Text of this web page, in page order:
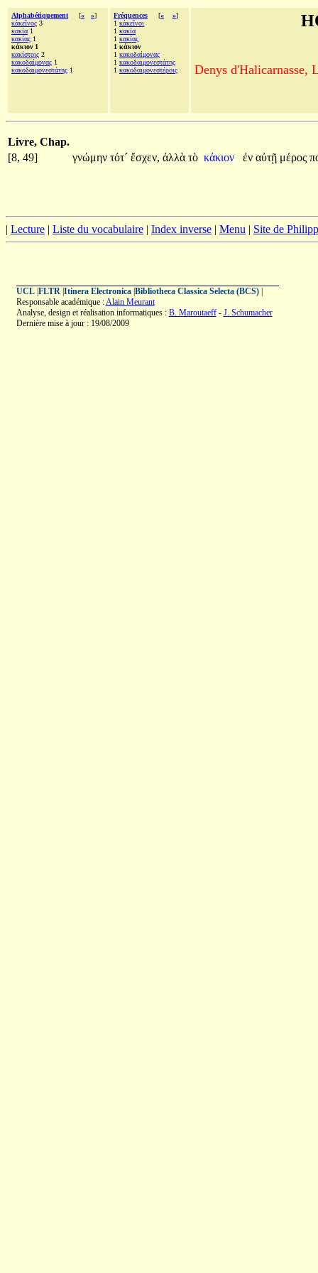
Alphabétiquement [« »]
κἀκεῖνος 3
κακία 1
κακίας 1
κάκιον 1
κακίστοις 2
κακοδαίμονας 1
κακοδαιμονεστάτης 1
Fréquences [« »]
1 κἀκεῖνοι
1 κακία
1 κακίας
1 κάκιον
1 κακοδαίμονας
1 κακοδαιμονεστάτης
1 κακοδαιμονεστέροις Denys d'Halicarnasse,
Livre, Chap.
[8, 49]
γνώμην τότ´ ἔσχεν, ἀλλὰ τὸ κάκιον ἐν αὐτῇ μέρος
| Lecture | Liste du vocabulaire | Index inverse | Menu | Site de
UCL| FLTR| Itinera Electronica| Bibliotheca Classica Selecta (BCS)|
Responsable académique :Alain Meurant
Analyse, design et réalisation informatiques : B. Maroutaeff- J. Schumacher
Dernière mise à jour : 19/08/2009